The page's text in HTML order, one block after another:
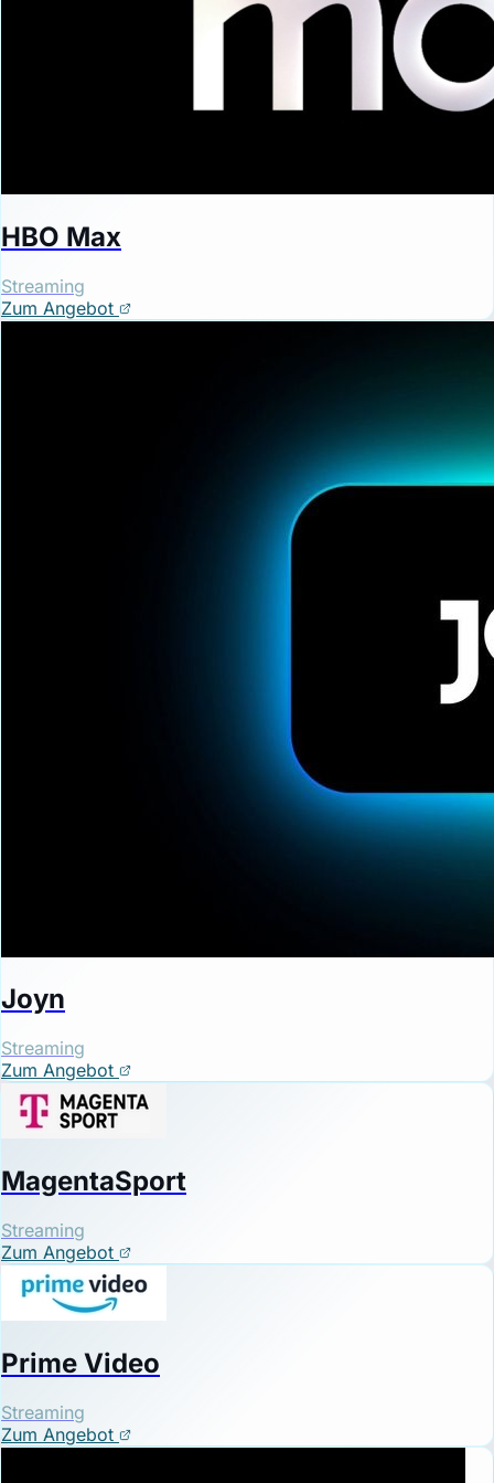
HBO Max
Streaming
Zum Angebot
Joyn
Streaming
Zum Angebot
MagentaSport
Streaming
Zum Angebot
Prime Video
Streaming
Zum Angebot